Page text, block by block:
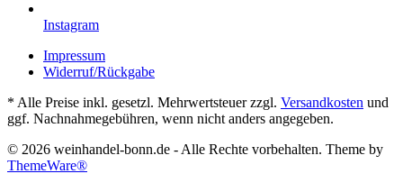
Instagram
Impressum
Widerruf/Rückgabe
* Alle Preise inkl. gesetzl. Mehrwertsteuer zzgl. Versandkosten und
ggf. Nachnahmegebühren, wenn nicht anders angegeben.
© 2026 weinhandel-bonn.de - Alle Rechte vorbehalten. Theme by
ThemeWare®